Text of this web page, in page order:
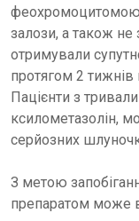
феохромоцитомою,
залози, а також не
отримували
протягом 2 тижнів
Пацієнти з
ксилометазолін,
серйозних
З метою
препаратом може